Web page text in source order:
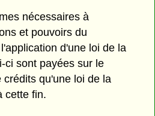
nécessaires à
et pouvoirs du
d'une loi de la
ci sont payées sur le
crédits qu'une loi de la
cette fin.